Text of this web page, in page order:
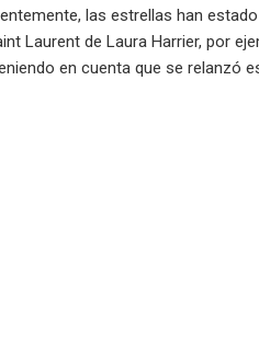
las estrellas han
Laurent de Laura Harrier, por
en cuenta que se relanzó